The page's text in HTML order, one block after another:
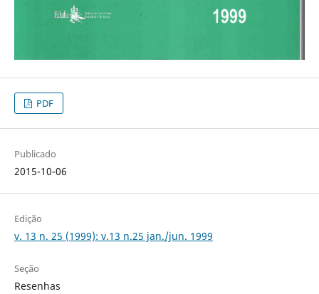
PDF
Publicado
2015-10-06
Edição
v. 13 n. 25 (1999): v.13 n.25 jan./jun. 1999
Seção
Resenhas